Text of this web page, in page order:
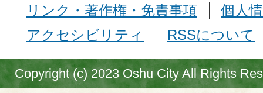
リンク・著作権・免責事項
個人
アクセシビリティ
RSSについて
Copyright (c) 2023 Oshu City All Rights